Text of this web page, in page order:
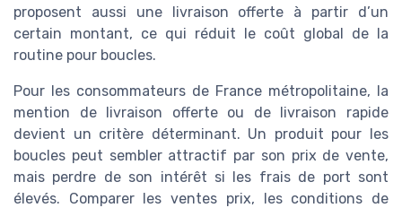
proposent aussi une livraison offerte à partir d’un
certain montant, ce qui réduit le coût global de la
routine pour boucles.
Pour les consommateurs de France métropolitaine, la
mention de livraison offerte ou de livraison rapide
devient un critère déterminant. Un produit pour les
boucles peut sembler attractif par son prix de vente,
mais perdre de son intérêt si les frais de port sont
élevés. Comparer les ventes prix, les conditions de